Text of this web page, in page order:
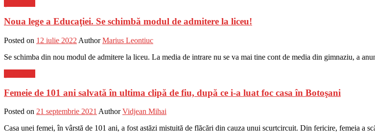
Noua lege a Educaţiei. Se schimbă modul de admitere la liceu!
Posted on 12 iulie 2022 Author Marius Leontiuc
Se schimba din nou modul de admitere la liceu. La media de intrare nu se va mai tine cont de media din gimnaziu, a
Femeie de 101 ani salvată în ultima clipă de fiu, după ce i-a luat foc casa în Botoşani
Posted on 21 septembrie 2021 Author Vidjean Mihai
Casa unei femei, în vârstă de 101 ani, a fost astăzi mistuită de flăcări din cauza unui scurtcircuit. Din fericire, femeia a